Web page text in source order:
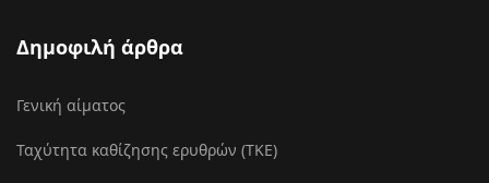
Δημοφιλή άρθρα
Γενική αίματος
Ταχύτητα καθίζησης ερυθρών (ΤΚΕ)